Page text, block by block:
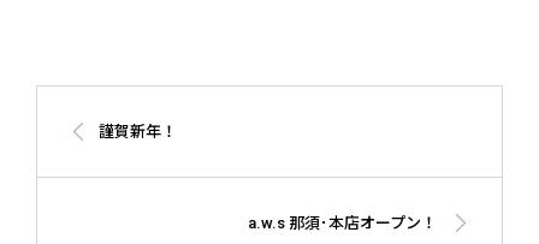
謹賀新年！
a.w.s 那須･本店オープン！